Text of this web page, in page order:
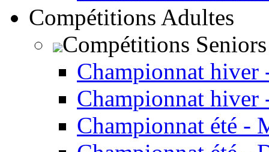
Compétitions Adultes
Compétitions Seniors
Championnat hiver
Championnat hiver
Championnat été -